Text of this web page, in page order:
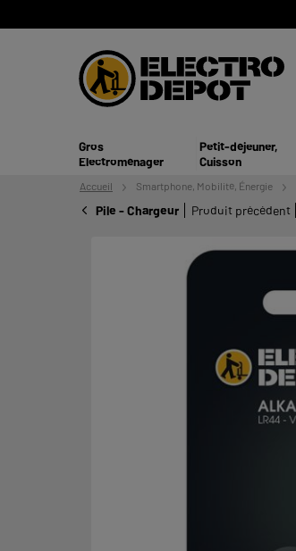
Gros
Electroménager
Petit-déjeuner,
Cuisson
Accueil Smartphone, Mobilité, Énergie
Pile - Chargeur Produit précédent